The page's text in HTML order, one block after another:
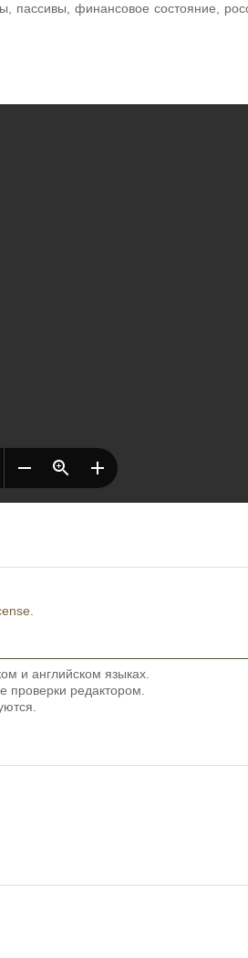
пассивы, финансовое состояние,
и английском языках.
редактором.